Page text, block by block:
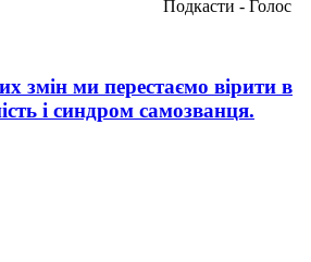
Подкасти - Голос
змін ми перестаємо вірити в
і синдром самозванця.